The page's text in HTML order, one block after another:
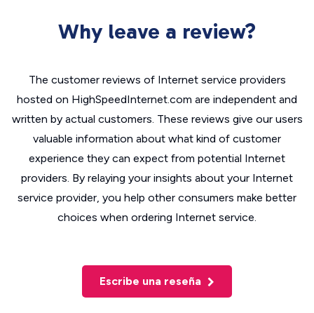
Why leave a review?
The customer reviews of Internet service providers
hosted on HighSpeedInternet.com are independent and
written by actual customers. These reviews give our users
valuable information about what kind of customer
experience they can expect from potential Internet
providers. By relaying your insights about your Internet
service provider, you help other consumers make better
choices when ordering Internet service.
Escribe una reseña